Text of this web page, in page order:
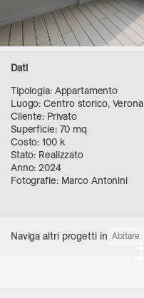
Dati
Tipologia: Appartamento
Luogo: Centro storico, Verona
Cliente: Privato
Superficie: 70 mq
Costo: 100 k
Stato: Realizzato
Anno: 2024
Fotografie: Marco Antonini
Naviga altri progetti in Abitare
+